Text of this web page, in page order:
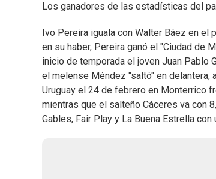
Los ganadores de las estadísticas del
Ivo Pereira iguala con Walter Báez en
en su haber, Pereira ganó el "Ciudad de
inicio de temporada el joven Juan Pablo
el melense Méndez "saltó" en delantera,
Uruguay el 24 de febrero en Monterrico
mientras que el salteño Cáceres va con
Gables, Fair Play y La Buena Estrella con